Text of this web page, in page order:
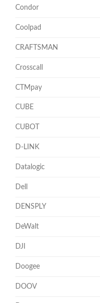
Condor
Coolpad
CRAFTSMAN
Crosscall
CTMpay
CUBE
CUBOT
D-LINK
Datalogic
Dell
DENSPLY
DeWalt
DJI
Doogee
DOOV